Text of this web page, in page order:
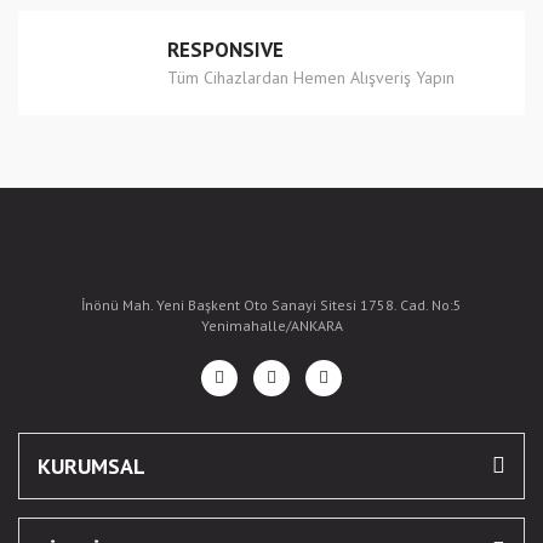
RESPONSIVE
Tüm Cihazlardan Hemen Alışveriş Yapın
İnönü Mah. Yeni Başkent Oto Sanayi Sitesi 1758. Cad. No:5
Yenimahalle/ANKARA
KURUMSAL